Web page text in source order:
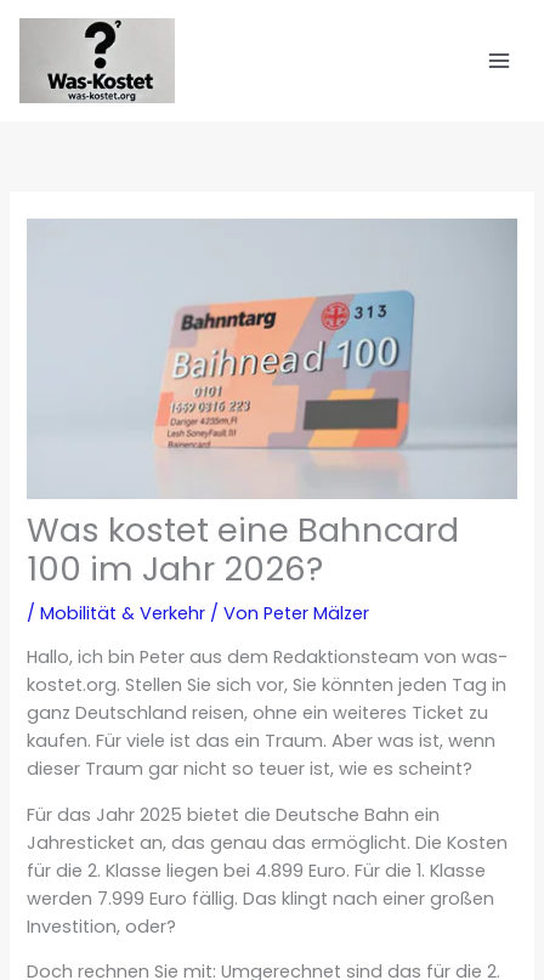
Zum
springen
Was kostet eine Bahncard
100 im Jahr 2026?
/Mobilität & Verkehr / VonPeter Mälzer
Hallo, ich bin Peter aus dem Redaktionsteam von was-
kostet.org. Stellen Sie sich vor, Sie könnten jeden Tag in
ganz Deutschland reisen, ohne ein weiteres Ticket zu
kaufen. Für viele ist das ein Traum. Aber was ist, wenn
dieser Traum gar nicht so teuer ist, wie es scheint?
Für das Jahr 2025 bietet die Deutsche Bahn ein
Jahresticket an, das genau das ermöglicht. Die Kosten
für die 2. Klasse liegen bei 4.899 Euro. Für die 1. Klasse
werden 7.999 Euro fällig. Das klingt nach einer großen
Investition, oder?
Doch rechnen Sie mit: Umgerechnet sind das für die 2.